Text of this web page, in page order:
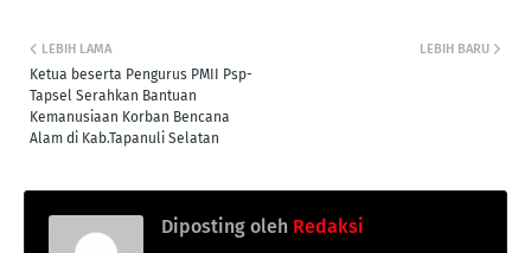
LEBIH BARU
LEBIH LAMA
Ketua beserta Pengurus PMII Psp-
Tapsel Serahkan Bantuan
Kemanusiaan Korban Bencana
Alam di Kab.Tapanuli Selatan
Diposting oleh Redaksi